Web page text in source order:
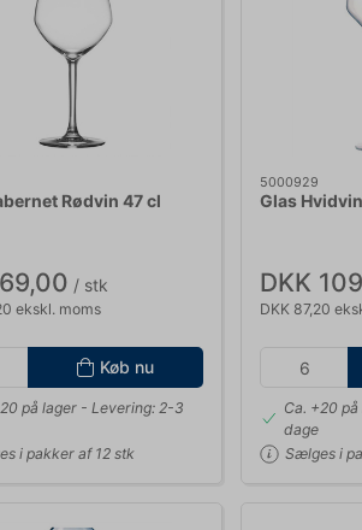
Rødvin 47 cl
/ stk
ekskl. moms
Køb nu
på lager - Levering: 2-3
i pakker af 12 stk
5000929
Glas
DKK
DKK 87,20
Ca. +20
dage
Sælges i